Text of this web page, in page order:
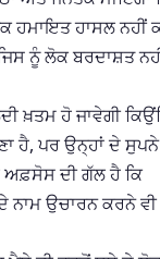
ਹਮਾਇਤ ਹਾਸਲ ਨਹੀਂ
ਨੂੰ ਲੋਕ ਬਰਦਾਸ਼ਤ
ਖ਼ਤਮ ਹੋ ਜਾਵੇਗੀ
ਹੈ, ਪਰ ਉਨ੍ਹਾਂ ਦੇ
ਅਫ਼ਸੋਸ ਦੀ ਗੱਲ ਹੈ ਕਿ
ਉਚਾਰਨ ਕਰਨੇ ਵੀ